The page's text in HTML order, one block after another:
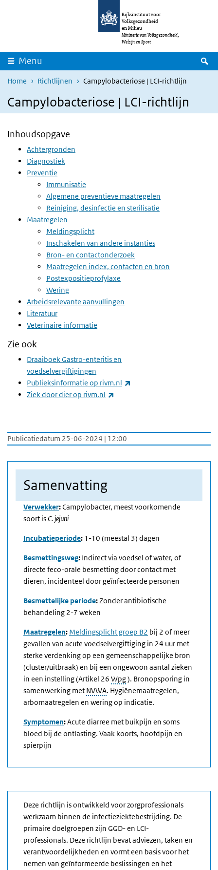
Overslaan en naar de inhoud gaan
Rijksinstituut voor
Volksgezondheid
en Milieu
Ministerie van Volksgezondheid,
Welzijn en Sport
Menu
Home Richtlijnen Campylobacteriose | LCI-richtlijn
Campylobacteriose | LCI-richtlijn
Publicatiedatum 25-06-2024 | 12:00
Samenvatting
Verwekker:Campylobacter, meest voorkomende
soort is C. jejuni
Incubatieperiode: 1-10 (meestal 3) dagen
Besmettingsweg: Indirect via voedsel of water, of
directe feco-orale besmetting door contact met
dieren, incidenteel door geïnfecteerde personen
Besmettelijke periode:Zonder antibiotische
behandeling 2-7 weken
Maatregelen: Meldingsplicht groep B2 bij 2 of meer
gevallen van acute voedselvergiftiging in 24 uur met
sterke verdenking op een gemeenschappelijke bron
(cluster/uitbraak) en bij een ongewoon aantal zieken
in een instelling (Artikel 26 Wpg). Bronopsporing in
samenwerking met NVWA. Hygiënemaatregelen,
arbomaatregelen en wering op indicatie.
Symptomen:Acute diarree met buikpijn en soms
bloed bij de ontlasting. Vaak koorts, hoofdpijn en
spierpijn
Deze richtlijn is ontwikkeld voor zorgprofessionals
werkzaam binnen de infectieziektebestrijding. De
primaire doelgroepen zijn GGD- en LCI-
professionals. Deze richtlijn bevat adviezen, taken en
verantwoordelijkheden en vormt een basis voor het
nemen van geïnformeerde beslissingen en het
Inhoudsopgave
Achtergronden
Diagnostiek
Preventie
Immunisatie
Algemene preventieve maatregelen
Reiniging, desinfectie en sterilisatie
Maatregelen
Meldingsplicht
Inschakelen van andere instanties
Bron- en contactonderzoek
Maatregelen index, contacten en bron
Postexpositieprofylaxe
Wering
Arbeidsrelevante aanvullingen
Literatuur
Veterinaire informatie
Zie ook
Draaiboek Gastro-enteritis en
voedselvergiftigingen
Publieksinformatie op rivm.nl
Ziek door dier op rivm.nl